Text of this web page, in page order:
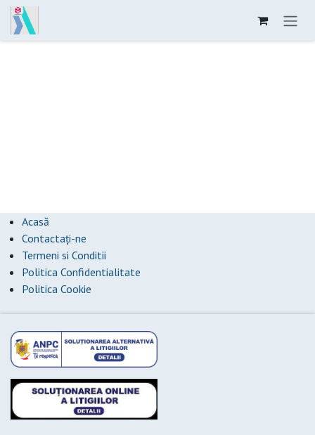
Sari la conținut
Acasă
Contactați-ne
Termeni si Conditii
Politica Confidentialitate
Politica Cookie